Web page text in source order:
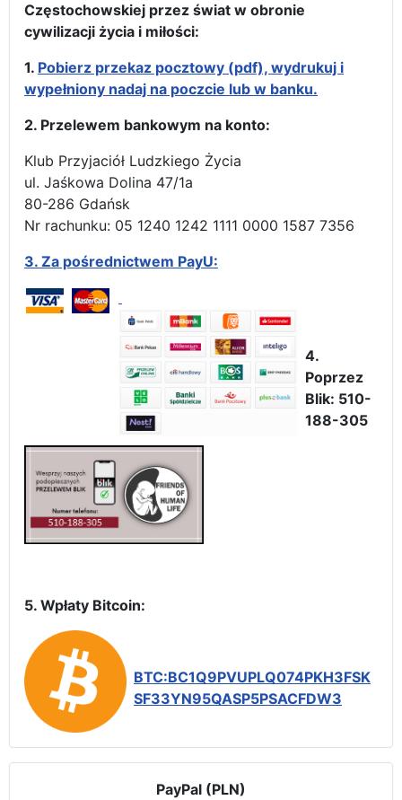
Częstochowskiej przez świat w obronie
cywilizacji życia i miłości:
1. Pobierz przekaz pocztowy (pdf), wydrukuj i
wypełniony nadaj na poczcie lub w banku.
2. Przelewem bankowym na konto:
Klub Przyjaciół Ludzkiego Życia
ul. Jaśkowa Dolina 47/1a
80-286 Gdańsk
Nr rachunku: 05 1240 1242 1111 0000 1587 7356
3. Za pośrednictwem PayU:
4.
Poprzez
Blik: 510-
188-305
5. Wpłaty Bitcoin:
BTC:BC1Q9PVUPLQ074PKH3FSK
SF33YN95QASP5PSACFDW3
PayPal (PLN)